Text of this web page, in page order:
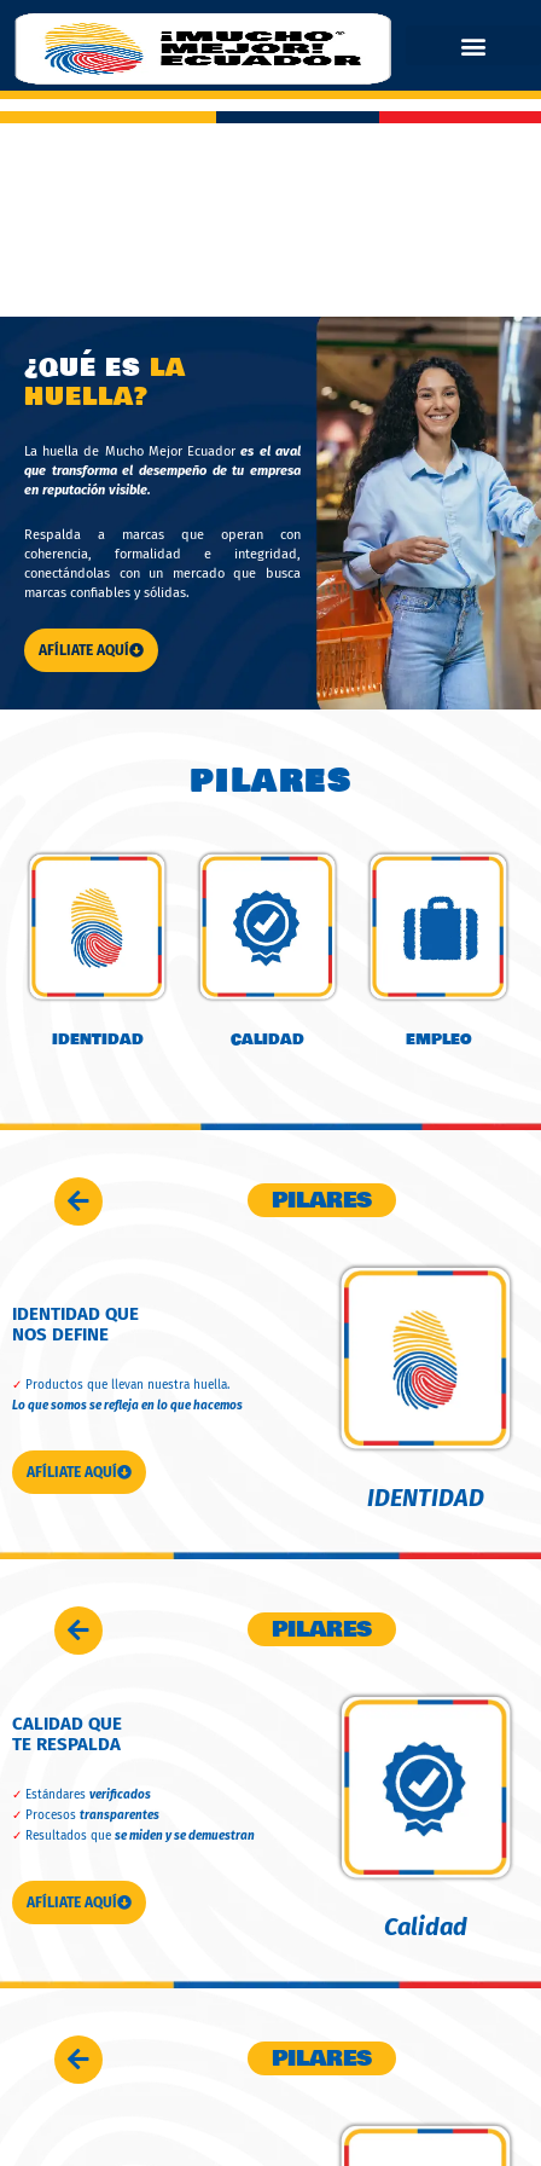
¿QUÉ ES LA
HUELLA?
La huella de Mucho Mejor Ecuadores el aval
que transforma el desempeño de tu empresa
en reputación visible.
Respalda a marcas que operan con
coherencia, formalidad e integridad,
conectándolas con un mercado que busca
marcas confiables y sólidas.
AFÍLIATE AQUÍ
PILARES
IDENTIDAD CALIDAD EMPLEO
PILARES
IDENTIDAD QUE
NOS DEFINE
✓ Productos que llevan nuestra huella.
Lo que somos se refleja en lo que hacemos
AFÍLIATE AQUÍ
IDENTIDAD
PILARES
CALIDAD QUE
TE RESPALDA
✓ Estándares verificados
✓ Procesos transparentes
✓ Resultados que se miden y se demuestran
AFÍLIATE AQUÍ
Calidad
PILARES